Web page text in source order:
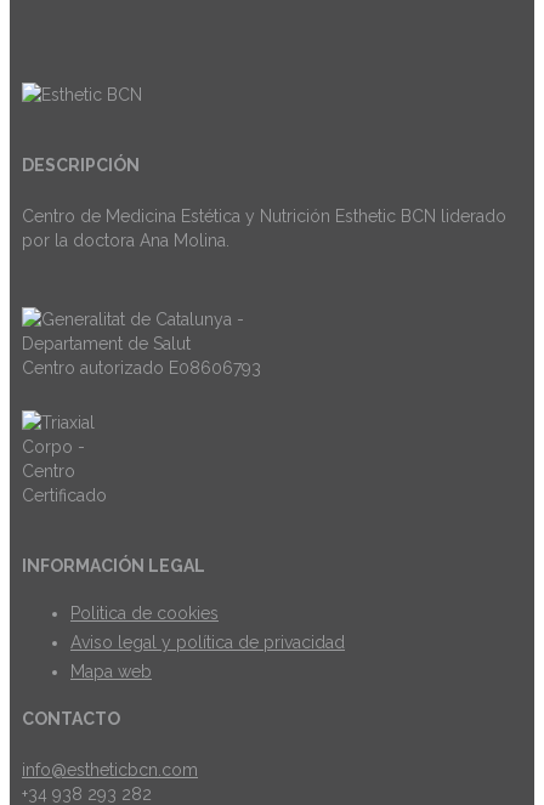
DESCRIPCIÓN
Centro de Medicina Estética y Nutrición Esthetic BCN liderado
por la doctora Ana Molina.
Centro autorizado E08606793
INFORMACIÓN LEGAL
Politica de cookies
Aviso legal y política de privacidad
Mapa web
CONTACTO
info@estheticbcn.com
+34 938 293 282